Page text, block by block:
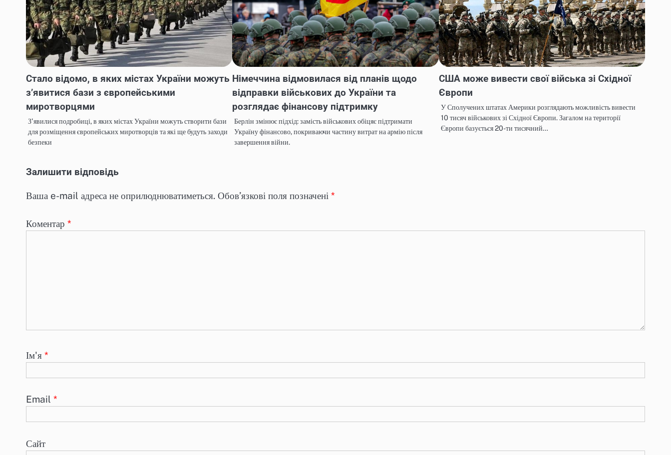
Стало відомо, в яких містах України можуть
з’явитися бази з європейськими
миротворцями
З'явилися подробиці, в яких містах України можуть створити бази
для розміщення європейських миротворців та які ще будуть заходи
безпеки
Німеччина відмовилася від планів щодо
відправки військових до України та
розглядає фінансову підтримку
Берлін змінює підхід: замість військових обіцяє підтримати
Україну фінансово, покриваючи частину витрат на армію після
завершення війни.
США може вивести свої війська зі Східної
Європи
У Сполучених штатах Америки розглядають можливість вивести
10 тисяч військових зі Східної Європи. Загалом на території
Європи базується 20-ти тисячний…
Залишити відповідь
Ваша e-mail адреса не оприлюднюватиметься. Обов’язкові поля позначені *
Коментар *
Ім'я *
Email *
Сайт